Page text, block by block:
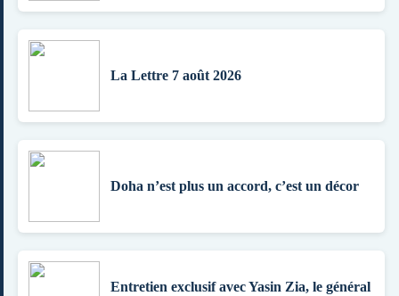
La Lettre 7 août 2026
Doha n’est plus un accord, c’est un décor
Entretien exclusif avec Yasin Zia, le général